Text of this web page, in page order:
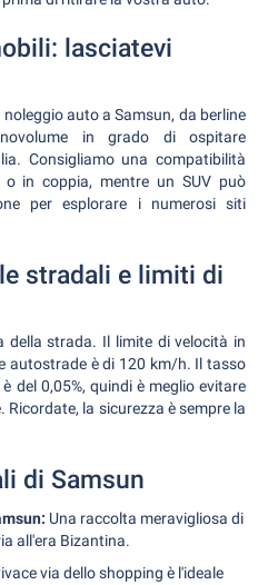
lasciatevi
auto a Samsun, da berline
in grado di ospitare
Consigliamo una compatibilità
in coppia, mentre un SUV può
per esplorare i numerosi siti
stradali e limiti di
della strada. Il limite di velocità in
autostrade è di 120 km/h. Il tasso
del 0,05%, quindi è meglio evitare
Ricordate, la sicurezza è sempre la
di Samsun
Una raccolta meravigliosa di
all'era Bizantina.
via dello shopping è l'ideale